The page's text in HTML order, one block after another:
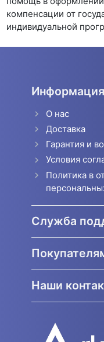
компенсации от
индивидуальной
Информация
О нас
Доставка
Гарантия и
Условия
Политика в
Служба
Наши